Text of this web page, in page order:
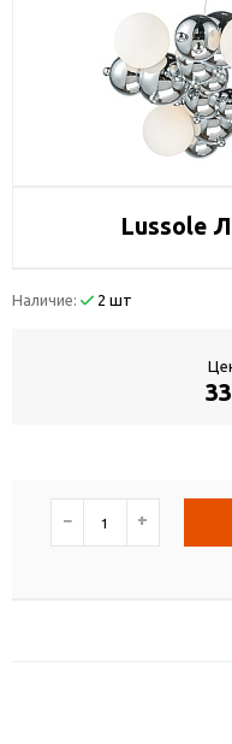
Lussole
Наличие: 2 шт
− +